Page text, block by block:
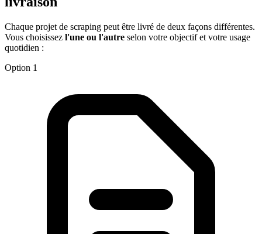
Chaque projet de scraping peut être livré de deux façons différentes.
Vous choisissez l'une ou l'autre selon votre objectif et votre usage
quotidien :
Option 1